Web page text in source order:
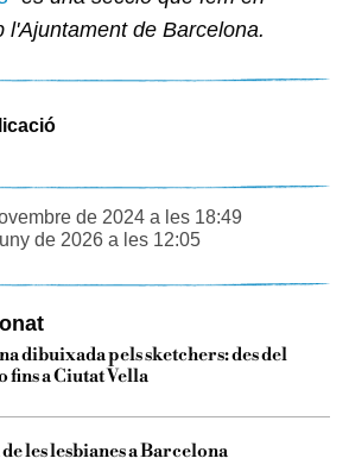
l'Ajuntament de Barcelona.
de 2024 a les 18:49
de 2026 a les 12:05
dibuixada pels sketchers: des del
fins a Ciutat Vella
les lesbianes a Barcelona